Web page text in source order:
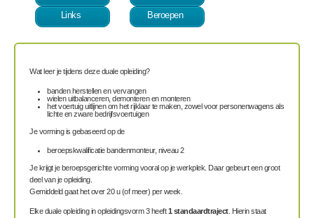
Links
Beroepen
Wat leer je tijdens deze duale opleiding?
banden herstellen en vervangen
wielen uitbalanceren, demonteren en monteren
het voertuig uitlijnen om het rijklaar te maken, zowel voor personenwagens als
lichte en zware bedrijfsvoertuigen
Je vorming is gebaseerd op de
beroepskwalificatie bandenmonteur, niveau 2
Je krijgt je beroepsgerichte vorming vooral op je werkplek. Daar gebeurt een groot
deel van je opleiding.
Gemiddeld gaat het over 20 u (of meer) per week.
Elke duale opleiding in opleidingsvorm 3 heeft1 standaardtraject. Hierin staat